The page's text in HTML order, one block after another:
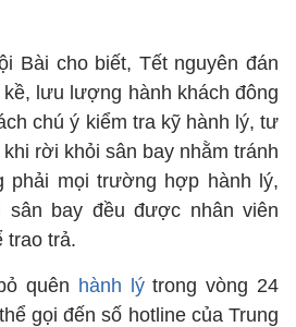
Bài cho biết, Tết nguyên đán
lưu lượng hành khách đông
chú ý kiểm tra kỹ hành lý, tư
rời khỏi sân bay nhằm tránh
phải mọi trường hợp hành lý,
sân bay đều được nhân viên
trao trả.
quên hành lýtrong vòng 24
gọi đến số hotline của Trung